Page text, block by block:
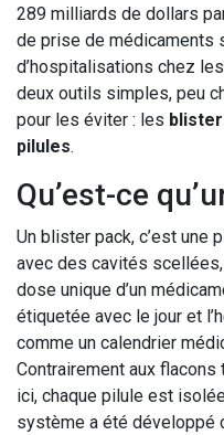
289 milliards de dollars
de prise de médicaments
d’hospitalisations chez
deux outils simples, peu
pour les éviter : les
pilules.
Qu’est-ce
Un blister pack, c’est une
avec des cavités
dose unique d’un
étiquetée avec le jour et
comme un calendrier
Contrairement aux
ici, chaque pilule est
système a été développé